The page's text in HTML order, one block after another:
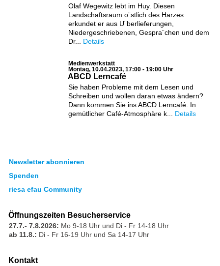
Olaf Wegewitz lebt im Huy. Diesen
Landschaftsraum o¨stlich des Harzes
erkundet er aus U¨berlieferungen,
Niedergeschriebenen, Gespra¨chen und dem
Dr... Details
Medienwerkstatt
Montag, 10.04.2023, 17:00 - 19:00 Uhr
ABCD Lerncafé
Sie haben Probleme mit dem Lesen und
Schreiben und wollen daran etwas ändern?
Dann kommen Sie ins ABCD Lerncafé. In
gemütlicher Café-Atmosphäre k... Details
Newsletter abonnieren
Spenden
riesa efau Community
Öffnungszeiten Besucherservice
27.7.- 7.8.2026: Mo 9-18 Uhr und Di - Fr 14-18 Uhr
ab 11.8.: Di - Fr 16-19 Uhr und Sa 14-17 Uhr
Kontakt